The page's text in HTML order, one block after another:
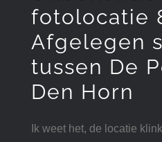
fotolocatie
Afgelegen
tussen De
Den Horn
Ik weet het, de locatie